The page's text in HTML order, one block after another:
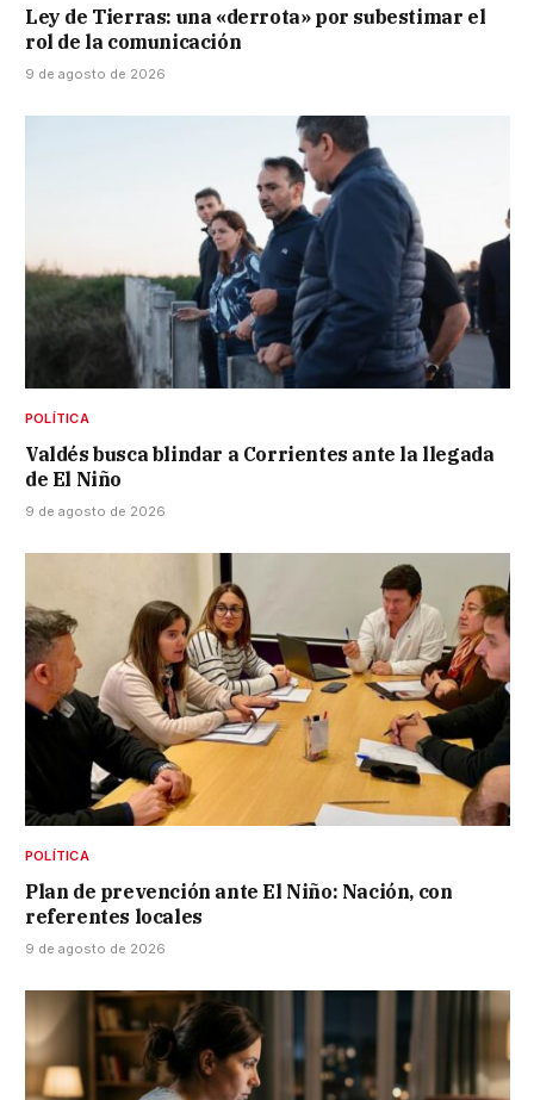
Ley de Tierras: una «derrota» por subestimar el
rol de la comunicación
9 de agosto de 2026
POLÍTICA
Valdés busca blindar a Corrientes ante la llegada
de El Niño
9 de agosto de 2026
POLÍTICA
Plan de prevención ante El Niño: Nación, con
referentes locales
9 de agosto de 2026